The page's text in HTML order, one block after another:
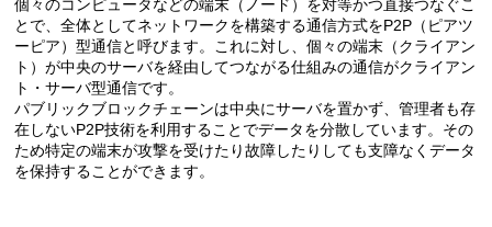
個々のコンピュータなどの端末（ノード）を対等かつ直接つなぐこ
とで、全体としてネットワークを構築する通信方式をP2P（ピアツ
ーピア）型通信と呼びます。これに対し、個々の端末（クライアン
ト）が中央のサーバを経由してつながる仕組みの通信がクライアン
ト・サーバ型通信です。
パブリックブロックチェーンは中央にサーバを置かず、管理者も存
在しないP2P技術を利用することでデータを分散しています。その
ため特定の端末が攻撃を受けたり故障したりしても支障なくデータ
を保持することができます。